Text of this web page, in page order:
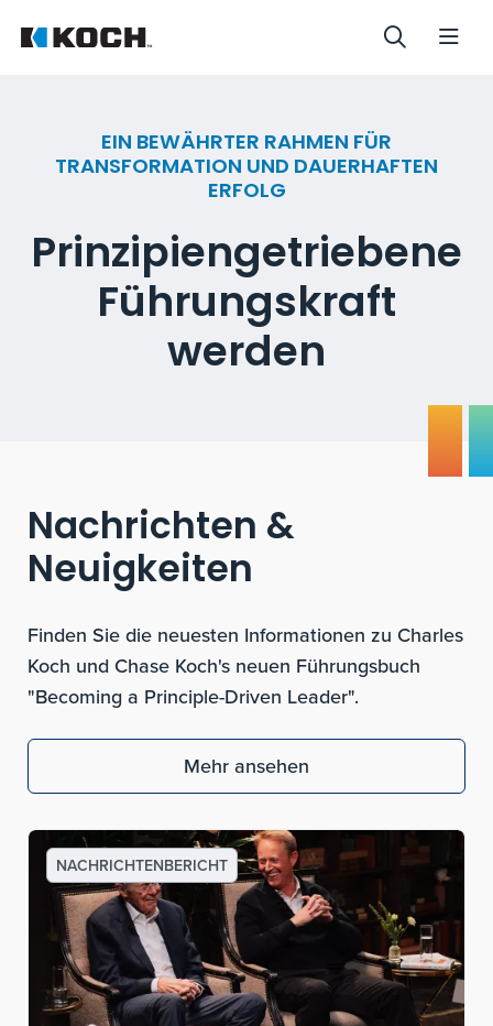
EIN BEWÄHRTER RAHMEN FÜR
TRANSFORMATION UND DAUERHAFTEN
ERFOLG
Prinzipiengetriebene
Führungskraft
werden
Nachrichten &
Neuigkeiten
Finden Sie die neuesten Informationen zu Charles
Koch und Chase Koch's neuen Führungsbuch
"Becoming a Principle-Driven Leader".
Mehr ansehen
NACHRICHTENBERICHT